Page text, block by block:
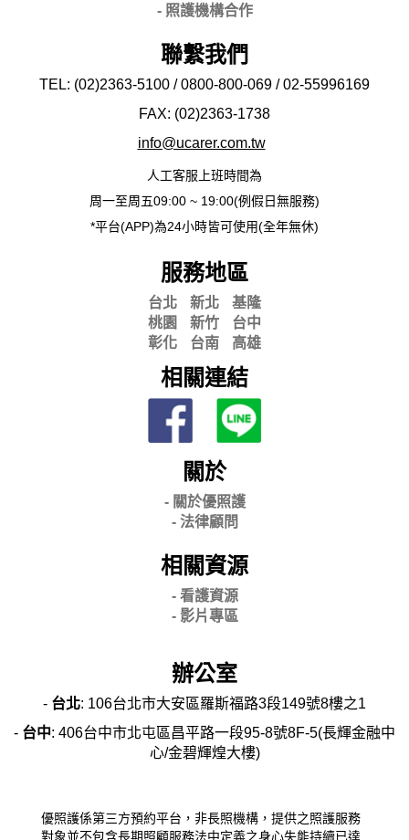
- 照護機構合作
聯繫我們
TEL: (02)2363-5100 / 0800-800-069 / 02-55996169
FAX: (02)2363-1738
info@ucarer.com.tw
人工客服上班時間為
周一至周五09:00 ~ 19:00(例假日無服務)
*平台(APP)為24小時皆可使用(全年無休)
服務地區
台北 新北
基隆
桃園
新竹
台中
彰化
台南 高雄
相關連結
關於
- 關於優照護
- 法律顧問
相關資源
- 看護資源
- 影片專區
辦公室
- 台北: 106台北市大安區羅斯福路3段149號8樓之1
- 台中: 406台中市北屯區昌平路一段95-8號8F-5(長輝金融中
心/金碧輝煌大樓)
優照護係第三方預約平台，非長照機構，提供之照護服務
對象並不包含長期照顧服務法中定義之身心失能持續已達